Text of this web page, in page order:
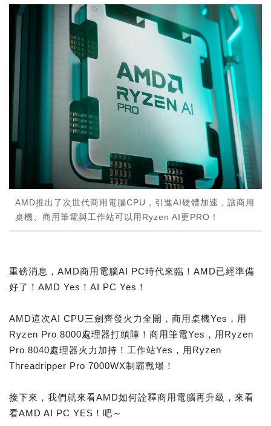
AMD推出了次世代商用電腦CPU，引進AI硬體加速，讓商用
桌機、商用筆電與工作站可以用Ryzen AI更PRO！
重磅消息，AMD商用電腦AI PC時代來臨！AMD已經準備
好了！AMD Yes！AI PC Yes！
AMD這次AI CPU三劍齊發火力全開，商用桌機Yes，用
Ryzen Pro 8000處理器打頭陣！商用筆電Yes，用Ryzen
Pro 8040處理器火力加持！工作站Yes，用Ryzen
Threadripper Pro 7000WX制霸戰場！
接下來，我們就來看AMD如何詮釋商用電腦再升級，來看
看AMD AI PC YES！吧～